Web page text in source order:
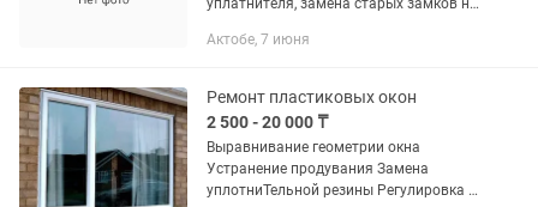
уплатнителя, замена старых замков на
т.д.
Актобе, 7 июня
Ремонт пластиковых окон
2 500 - 20 000 ₸
Выравнивание геометрии окна
Устранение продувания Замена
уплотниТельной резины Регулировка и